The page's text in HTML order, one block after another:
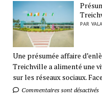
PAR
Une présumée affaire
Treichville a alimenté une
sur les réseaux sociaux.
Commentaires sont désactivés